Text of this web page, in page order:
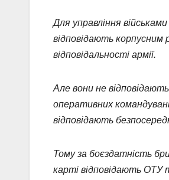
Для управління
відповідають
відповідальності армії.
Але вони не
оперативних
відповідають
Тому за боєздатність
карті відповідають ОТУ